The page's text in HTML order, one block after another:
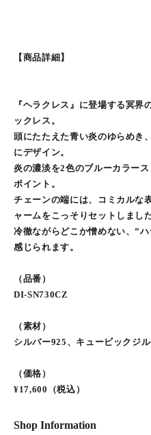
【商品詳細】
『ヘラクレス』に登場する冥
ックレス。
頭にたたえた青い炎のゆらめき
にデザイン。
炎の濃淡を2色のブルーカラー
ポイント。
チェーンの端には、コミカルな
ャームをこっそりセットしました
冷徹ながらどこか憎めない、”
感じられます。
（品番）
DI-SN730CZ
（素材）
シルバー925、キュービックジ
（価格）
¥17,600（税込）
Shop Information